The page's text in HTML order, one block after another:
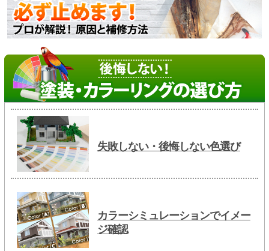
失敗しない・後悔しない色選び
カラーシミュレーションでイメー
ジ確認